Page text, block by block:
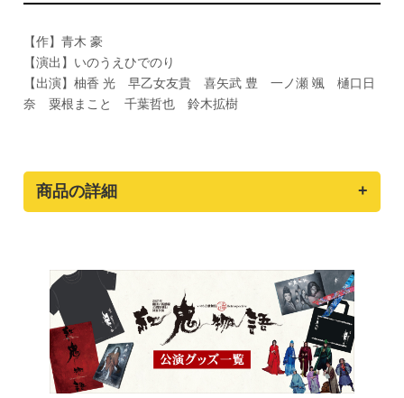
【作】青木 豪
【演出】いのうえひでのり
【出演】柚香 光 早乙女友貴 喜矢武 豊 一ノ瀬 颯 樋口日
奈 粟根まこと 千葉哲也 鈴木拡樹
商品の詳細